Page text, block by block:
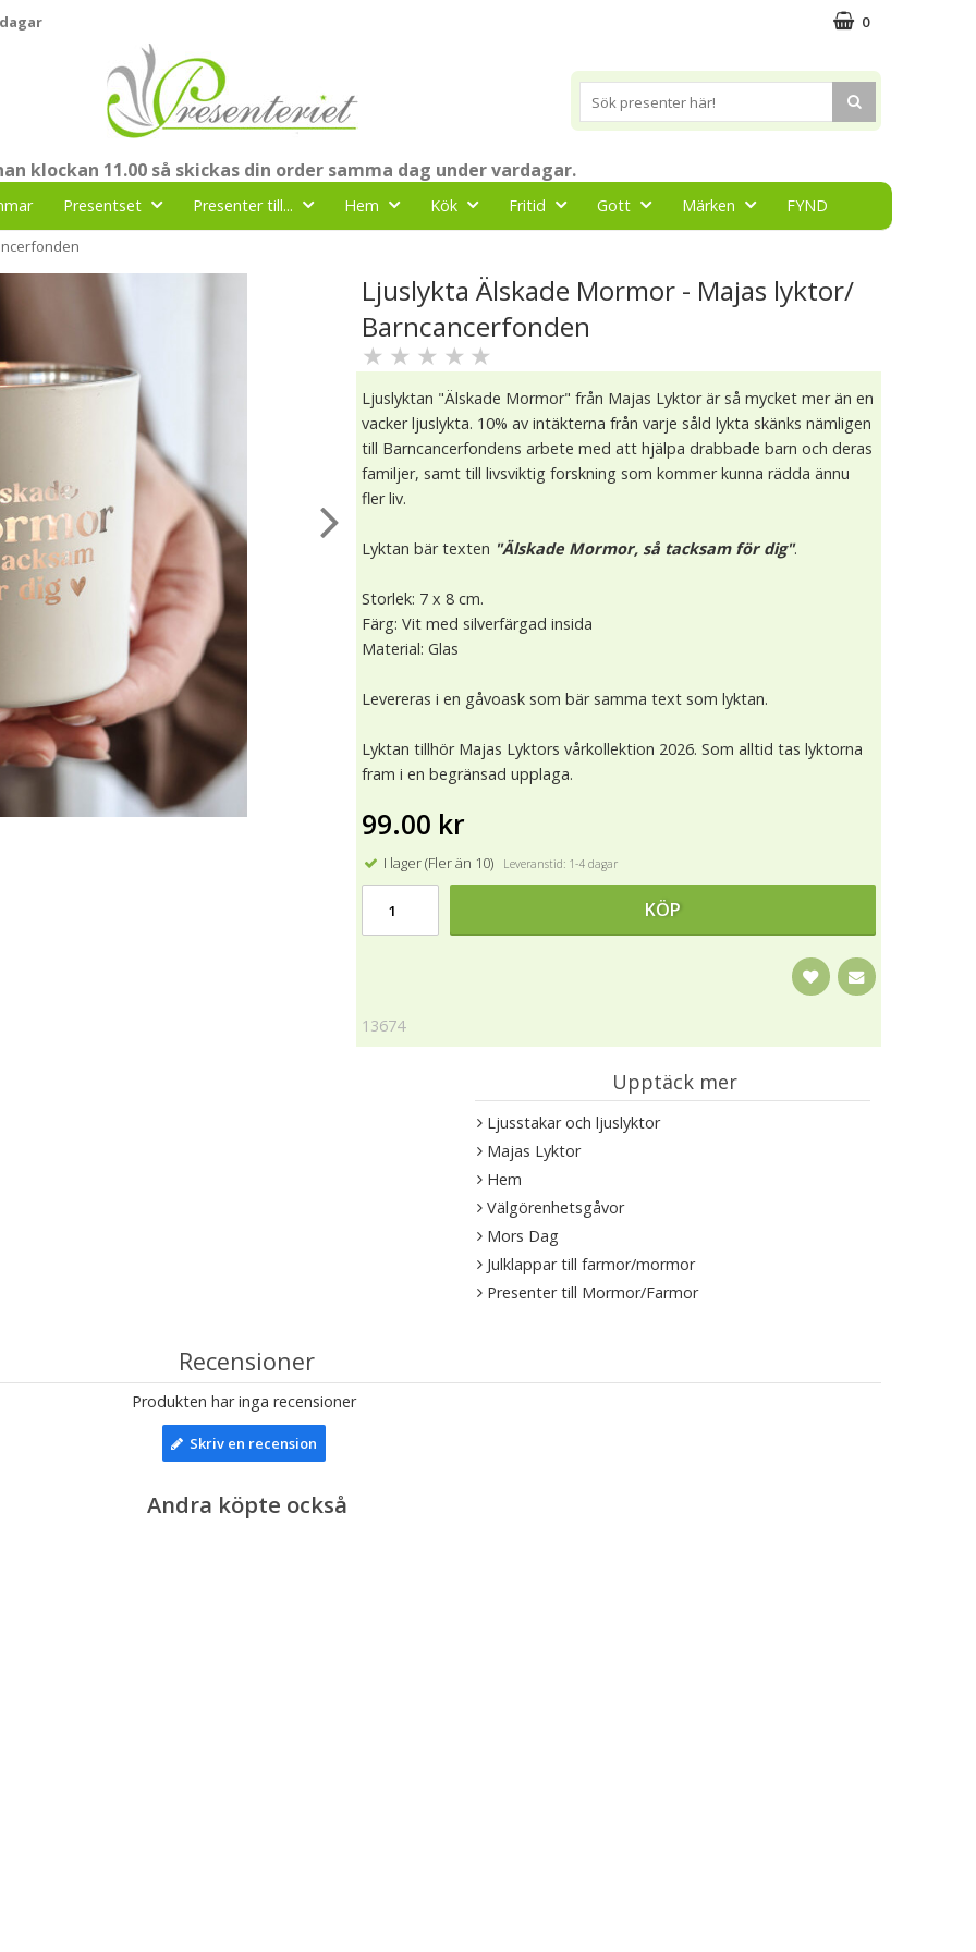
0
klockan 11.00 så skickas din order samma dag under vardagar.
Presentset Presenter till... Hem Kök Fritid Gott Märken FYND
Ljuslykta Älskade Mormor - Majas lyktor/
Barncancerfonden
★ ★ ★ ★ ★
Ljuslyktan "Älskade Mormor" från Majas Lyktor är så mycket mer än en
vacker ljuslykta. 10% av intäkterna från varje såld lykta skänks nämligen
till Barncancerfondens arbete med att hjälpa drabbade barn och deras
familjer, samt till livsviktig forskning som kommer kunna rädda ännu
fler liv.
Lyktan bär texten "Älskade Mormor, så tacksam för dig".
Storlek: 7 x 8 cm.
Färg: Vit med silverfärgad insida
Material: Glas
Levereras i en gåvoask som bär samma text som lyktan.
Lyktan tillhör Majas Lyktors vårkollektion 2026. Som alltid tas lyktorna
fram i en begränsad upplaga.
99.00 kr
I lager (Fler än 10) Leveranstid: 1-4 dagar
KÖP
13674
Upptäck mer
Ljusstakar och ljuslyktor
Majas Lyktor
Hem
Välgörenhetsgåvor
Mors Dag
Julklappar till farmor/mormor
Presenter till Mormor/Farmor
Recensioner
Produkten har inga recensioner
Skriv en recension
Andra köpte också